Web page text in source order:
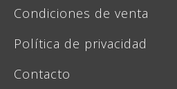
Condiciones de venta
Política de privacidad
Contacto